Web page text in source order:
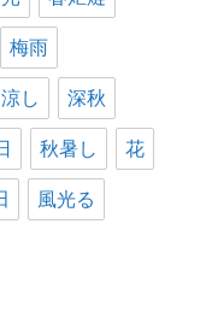
梅雨
涼し 深秋
秋暑し 花
風光る